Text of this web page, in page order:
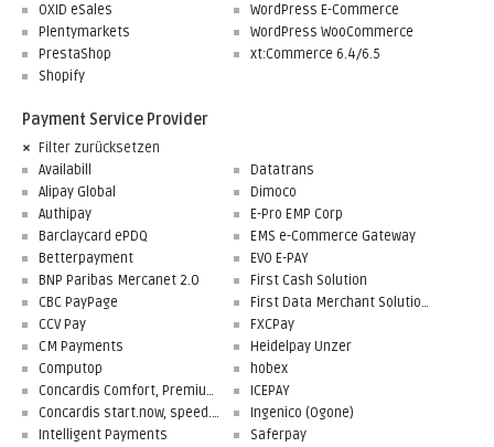
OXID eSales
Plentymarkets
PrestaShop
Shopify
WordPress E-Commerce
WordPress WooCommerce
xt:Commerce 6.4/6.5
Payment Service Provider
Filter zurücksetzen
Availabill
Alipay Global
Authipay
Barclaycard ePDQ
Betterpayment
BNP Paribas Mercanet 2.0
CBC PayPage
CCV Pay
CM Payments
Computop
Concardis Comfort, Premium, Professional
Concardis start.now, speed.up, flex.pro
Datatrans
Dimoco
E-Pro EMP Corp
EMS e-Commerce Gateway
EVO E-PAY
First Cash Solution
First Data Merchant Solutions
FXCPay
Heidelpay Unzer
hobex
ICEPAY
Ingenico (Ogone)
Intelligent Payments
Saferpay